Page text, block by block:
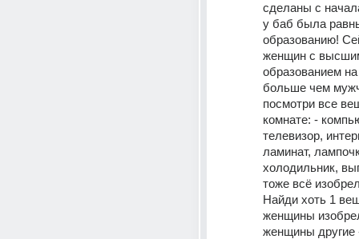
сделаны с
у баб была
образованию!
женщин с
образованием
больше чем
посмотри все
комнате: -
телевизор,
ламинат,
холодильник,
тоже всё
Найди хоть 1
женщины
женщины другие